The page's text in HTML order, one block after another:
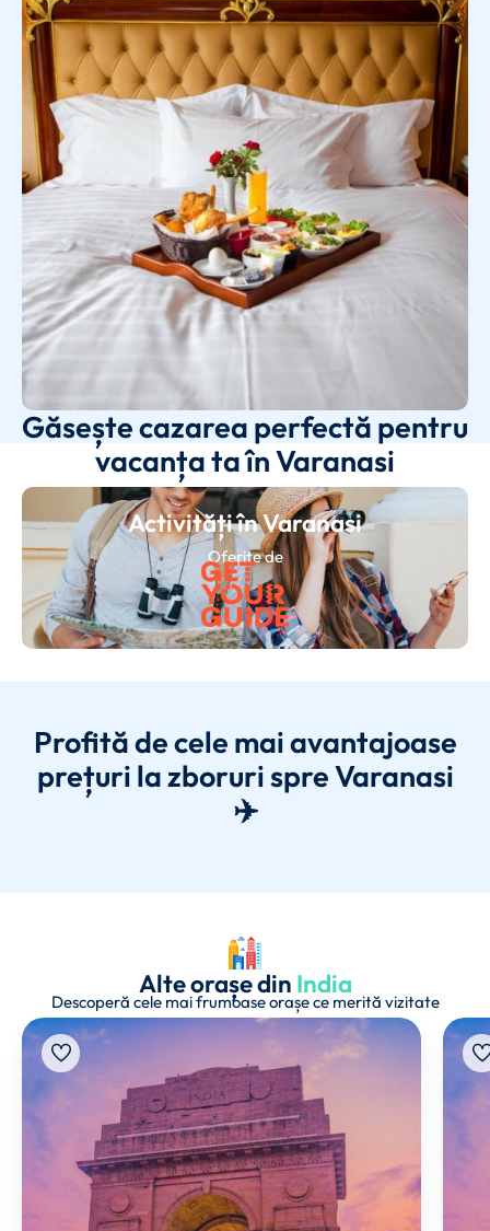
Găsește cazarea perfectă pentru
vacanța ta în Varanasi
Activități în Varanasi
Oferite de
Profită de cele mai avantajoase
prețuri la zboruri spre Varanasi
✈️
Alte orașe din India
Descoperă cele mai frumoase orașe ce merită vizitate